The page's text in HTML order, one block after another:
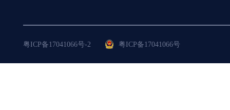
粤ICP备17041066号-2 粤ICP备17041066号